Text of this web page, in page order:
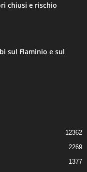
chiusi e rischio
sul Flaminio e sul
12362
2269
1377